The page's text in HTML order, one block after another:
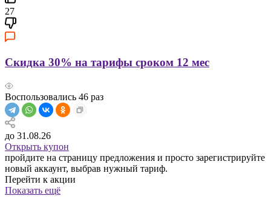
27
Скидка 30% на тарифы сроком 12 мес
Воспользовались 46 раз
до 31.08.26
Открыть купон
пройдите на страницу предложения и просто зарегистрируйте
новый аккаунт, выбрав нужный тариф.
Перейти к акции
Показать ещё